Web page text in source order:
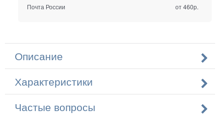
Почта России
от 460р.
Описание
Характеристики
Частые вопросы